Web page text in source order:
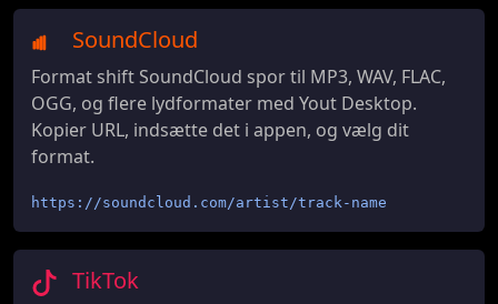
SoundCloud
Format shift SoundCloud spor til MP3, WAV, FLAC,
OGG, og flere lydformater med Yout Desktop.
Kopier URL, indsætte det i appen, og vælg dit
format.
https://soundcloud.com/artist/track-name
TikTok